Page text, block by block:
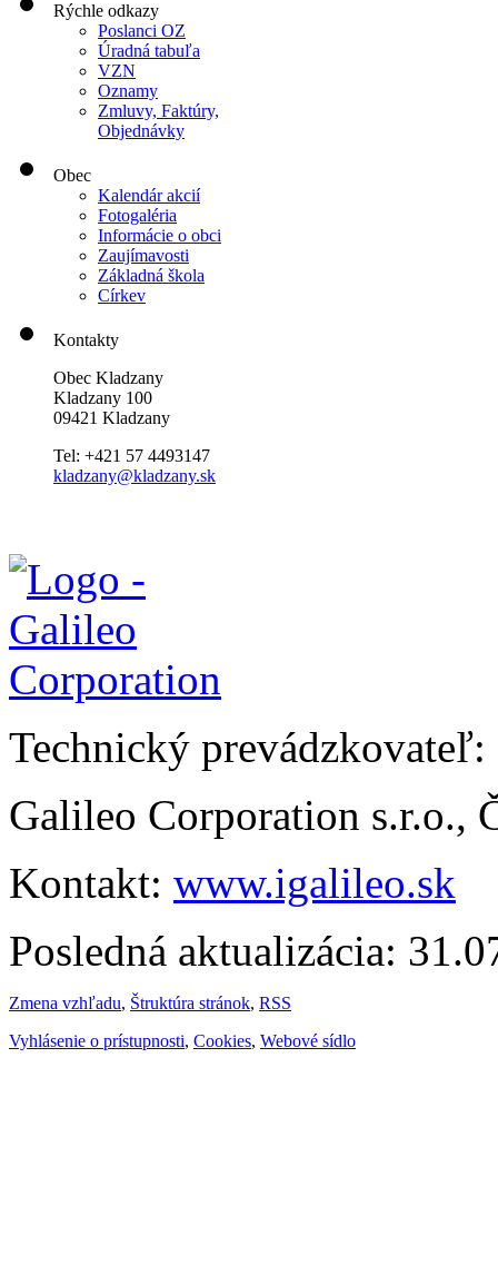
Rýchle odkazy
Poslanci OZ
Úradná tabuľa
VZN
Oznamy
Zmluvy, Faktúry,
Objednávky
Obec
Kalendár akcií
Fotogaléria
Informácie o obci
Zaujímavosti
Základná škola
Církev
Kontakty
Obec Kladzany
Kladzany 100
09421 Kladzany
Tel: +421 57 4493147
kladzany@kladzany.sk
Technický prevádzkovateľ:
Galileo Corporation s.r.o.,
Kontakt: www.igalileo.sk
Posledná aktualizácia:
Zmena vzhľadu, Štruktúra stránok, RSS
Vyhlásenie o prístupnosti, Cookies, Webové sídlo